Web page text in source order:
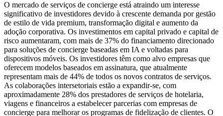
O mercado de serviços de concierge está atraindo um interesse
significativo de investidores devido à crescente demanda por gestão
de estilo de vida premium, transformação digital e aumento da
adoção corporativa. Os investimentos em capital privado e capital de
risco aumentaram, com mais de 37% do financiamento direcionado
para soluções de concierge baseadas em IA e voltadas para
dispositivos móveis. Os investidores têm como alvo empresas que
oferecem modelos baseados em assinatura, que atualmente
representam mais de 44% de todos os novos contratos de serviços.
As colaborações intersetoriais estão a expandir-se, com
aproximadamente 28% dos prestadores de serviços de hotelaria,
viagens e financeiros a estabelecer parcerias com empresas de
concierge para melhorar os programas de fidelização de clientes. O